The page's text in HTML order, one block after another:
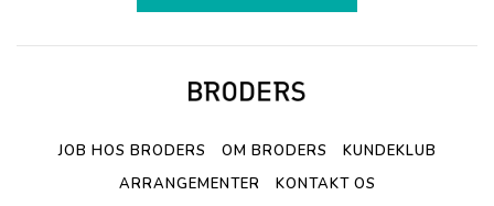
JOB HOS BRODERS OM BRODERS
KUNDEKLUB
ARRANGEMENTER
KONTAKT OS